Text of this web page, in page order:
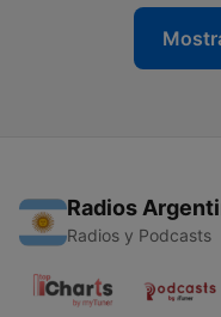
Radios
Radios y Podcasts